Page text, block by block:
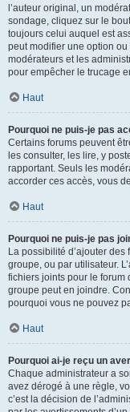
l’auteur original, un
sondage, cliquez sur le
toujours celui auquel est
peut modifier une option
modérateurs et les
pour empêcher le trucage
Haut
Pourquoi ne puis-je pas
Certains forums peuvent
les consulter, les lire, y
rapportant. Seuls les
accorder ces accès, vous
Haut
Pourquoi ne puis-je pas
La possibilité d’ajouter
groupe, ou par utilisateur.
fichiers joints pour le forum
groupe peut en joindre.
pourquoi vous ne pouvez
Haut
Pourquoi ai-je reçu un
Chaque administrateur a
avez dérogé à une règle,
c’est la décision de